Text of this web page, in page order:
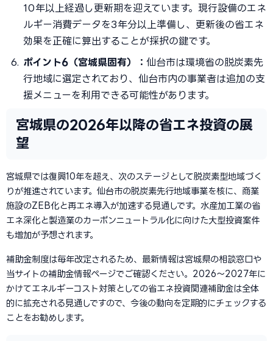
10年以上経過し更新期を迎えています。現行設備のエネ
ルギー消費データを3年分以上準備し、更新後の省エネ
効果を正確に算出することが採択の鍵です。
ポイント6（宮城県固有）： 仙台市は環境省の脱炭素先
行地域に選定されており、仙台市内の事業者は追加の支
援メニューを利用できる可能性があります。
宮城県の2026年以降の省エネ投資の展
望
宮城県では復興10年を超え、次のステージとして脱炭素型地域づく
りが推進されています。仙台市の脱炭素先行地域事業を核に、商業
施設のZEB化と再エネ導入が加速する見通しです。水産加工業の省
エネ深化と製造業のカーボンニュートラル化に向けた大型投資案件
も増加が予想されます。
補助金制度は毎年改定されるため、最新情報は宮城県の相談窓口や
当サイトの補助金情報ページでご確認ください。2026〜2027年に
かけてエネルギーコスト対策としての省エネ投資関連補助金は全体
的に拡充される見通しですので、今後の動向を定期的にチェックする
ことをお勧めします。